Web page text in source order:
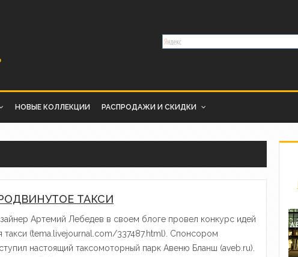
НОВЫЕ КОЛЛЕКЦИИ РАСПРОДАЖИ И СКИДКИ
ТАКСИ
Артемий Лебедев в своем блоге провел конкурс идей
такси (tema.livejournal.com/337487.html). Спонсором
настоящий таксомоторный парк Авеню Бланш (aveb.ru).